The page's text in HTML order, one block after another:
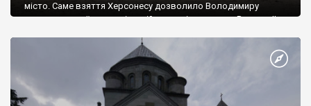
місто. Саме взяття Херсонесу дозволило Володимиру
диктувати свої умови візантійському імператору Василю ІІ, та
Херсонесі Володимир-язичник, став Василем-християнином.
А потім було Хрещення Русі. На честь Херсонесу Таврійського